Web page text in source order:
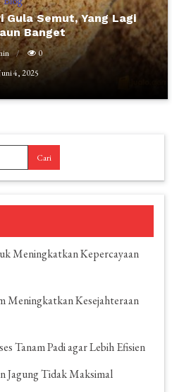
Gula Semut, Yang Lagi
Banget
0
4, 2025
Cari
Meningkatkan Kepercayaan
Meningkatkan Kesejahteraan
Tanam Padi agar Lebih Efisien
Jagung Tidak Maksimal